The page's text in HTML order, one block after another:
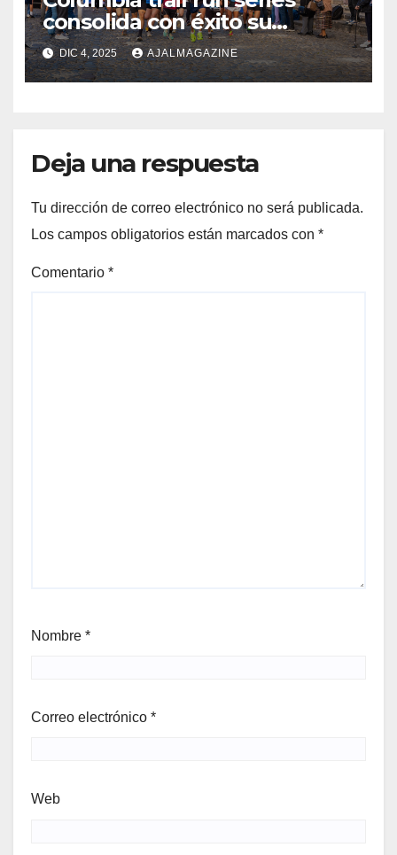
consolida con éxito su
primera edición en
Guatemalacerro de la cruz, la
Antigua Guatemala.
DIC 4, 2025 AJALMAGAZINE
Deja una respuesta
Tu dirección de correo electrónico no será publicada.
Los campos obligatorios están marcados con *
Comentario *
Nombre *
Correo electrónico *
Web